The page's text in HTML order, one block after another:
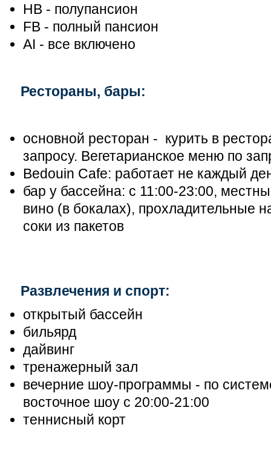
НВ - полупансион
FB - полный пансион
АІ - все включено
Рестораны, бары:
основной ресторан - курить в
запросу. Вегетарианское меню по
Bedouin Cafe: работает не каждый
бар у бассейна: с 11:00-23:00,
вино (в бокалах), прохладительные
соки из пакетов
Развлечения и спорт:
открытый бассейн
бильярд
дайвинг
тренажерный зал
вечерние шоу-программы - по
восточное шоу с 20:00-21:00
теннисный корт